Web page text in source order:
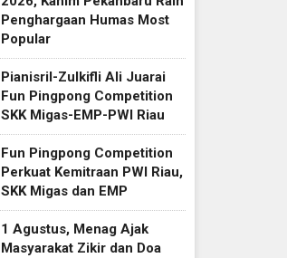
Penghargaan Humas Most
Popular
Pianisril-Zulkifli Ali Juarai
Fun Pingpong Competition
SKK Migas-EMP-PWI Riau
Fun Pingpong Competition
Perkuat Kemitraan PWI Riau,
SKK Migas dan EMP
1 Agustus, Menag Ajak
Masyarakat Zikir dan Doa